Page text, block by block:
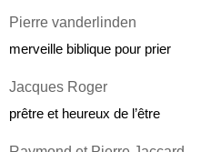
Pierre vanderlinden
merveille biblique pour prier
Jacques Roger
prêtre et heureux de l’être